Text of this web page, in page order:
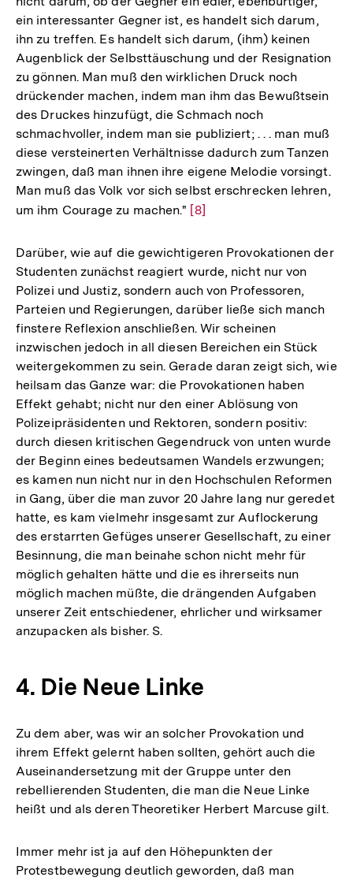
ein interessanter Gegner ist, es handelt sich darum,
ihn zu treffen. Es handelt sich darum, (ihm) keinen
Augenblick der Selbsttäuschung und der Resignation
zu gönnen. Man muß den wirklichen Druck noch
drückender machen, indem man ihm das Bewußtsein
des Druckes hinzufügt, die Schmach noch
schmachvoller, indem man sie publiziert; . . . man muß
diese versteinerten Verhältnisse dadurch zum Tanzen
zwingen, daß man ihnen ihre eigene Melodie vorsingt.
Man muß das Volk vor sich selbst erschrecken lehren,
um ihm Courage zu machen." Zur
der
Fußnote
[8]
Darüber, wie auf die gewichtigeren Provokationen der
Studenten zunächst reagiert wurde, nicht nur von
Polizei und Justiz, sondern auch von Professoren,
Parteien und Regierungen, darüber ließe sich manch
finstere Reflexion anschließen. Wir scheinen
inzwischen jedoch in all diesen Bereichen ein Stück
weitergekommen zu sein. Gerade daran zeigt sich, wie
heilsam das Ganze war: die Provokationen haben
Effekt gehabt; nicht nur den einer Ablösung von
Polizeipräsidenten und Rektoren, sondern positiv:
durch diesen kritischen Gegendruck von unten wurde
der Beginn eines bedeutsamen Wandels erzwungen;
es kamen nun nicht nur in den Hochschulen Reformen
in Gang, über die man zuvor 20 Jahre lang nur geredet
hatte, es kam vielmehr insgesamt zur Auflockerung
des erstarrten Gefüges unserer Gesellschaft, zu einer
Besinnung, die man beinahe schon nicht mehr für
möglich gehalten hätte und die es ihrerseits nun
möglich machen müßte, die drängenden Aufgaben
unserer Zeit entschiedener, ehrlicher und wirksamer
anzupacken als bisher. S.
4. Die Neue Linke
Zu dem aber, was wir an solcher Provokation und
ihrem Effekt gelernt haben sollten, gehört auch die
Auseinandersetzung mit der Gruppe unter den
rebellierenden Studenten, die man die Neue Linke
heißt und als deren Theoretiker Herbert Marcuse gilt.
Immer mehr ist ja auf den Höhepunkten der
Protestbewegung deutlich geworden, daß man